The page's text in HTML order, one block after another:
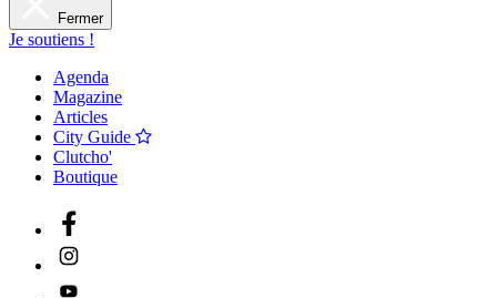
Fermer
Je soutiens !
Agenda
Magazine
Articles
City Guide
Clutcho'
Boutique